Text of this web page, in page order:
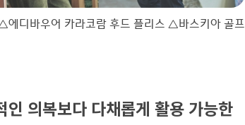
디바우어 카라코람 후드 플리스 △바스키아 골프
인 의복보다 다채롭게 활용 가능한